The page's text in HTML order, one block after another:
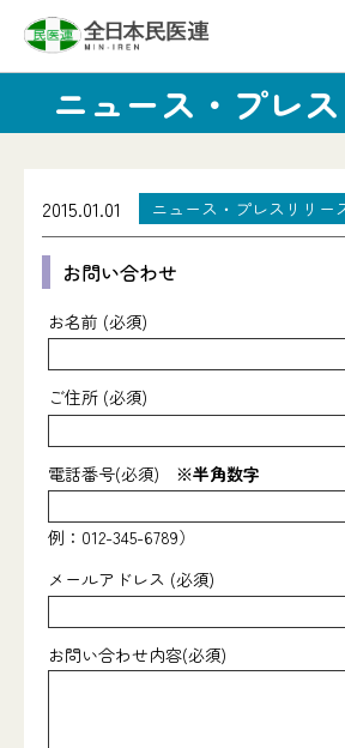
ニュース・プレ
2015.01.01 ニュース・プレスリリー
お問い合わせ
お名前 (必須)
ご住所 (必須)
電話番号(必須) ※半角数字
例：012-345-6789）
メールアドレス (必須)
お問い合わせ内容(必須)